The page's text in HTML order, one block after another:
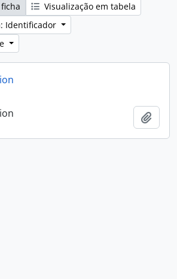
Visualização em tabela
Identificador